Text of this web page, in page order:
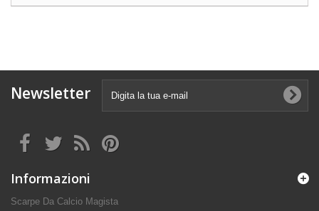
Newsletter
Informazioni
Scarpe Da Calcio Magista